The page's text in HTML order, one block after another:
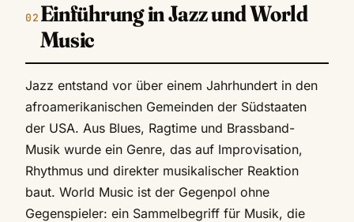
Einführung in Jazz und World
Music
Jazz entstand vor über einem Jahrhundert in den
afroamerikanischen Gemeinden der Südstaaten
der USA. Aus Blues, Ragtime und Brassband-
Musik wurde ein Genre, das auf Improvisation,
Rhythmus und direkter musikalischer Reaktion
baut. World Music ist der Gegenpol ohne
Gegenspieler: ein Sammelbegriff für Musik, die